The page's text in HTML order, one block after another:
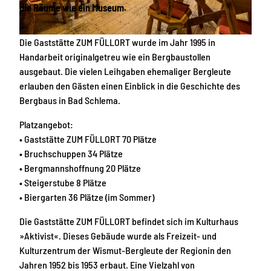
© Pixacon Oelsnitz, Kurgesellschaft Schlema mbH | CC-BY
die Räume wie ein Museum.
Die Gaststätte ZUM FÜLLORT wurde im Jahr 1995 in
Handarbeit originalgetreu wie ein Bergbaustollen
ausgebaut. Die vielen Leihgaben ehemaliger Bergleute
erlauben den Gästen einen Einblick in die Geschichte des
Bergbaus in Bad Schlema.
Platzangebot:
• Gaststätte ZUM FÜLLORT 70 Plätze
• Bruchschuppen 34 Plätze
• Bergmannshoffnung 20 Plätze
• Steigerstube 8 Plätze
• Biergarten 36 Plätze (im Sommer)
Die Gaststätte ZUM FÜLLORT befindet sich im Kulturhaus
»Aktivist«. Dieses Gebäude wurde als Freizeit- und
Kulturzentrum der Wismut-Bergleute der Regionin den
Jahren 1952 bis 1953 erbaut. Eine Vielzahl von